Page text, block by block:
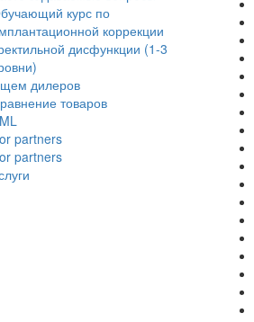
курс по
коррекции
дисфункции (1-3
дилеров
товаров
partners
partners